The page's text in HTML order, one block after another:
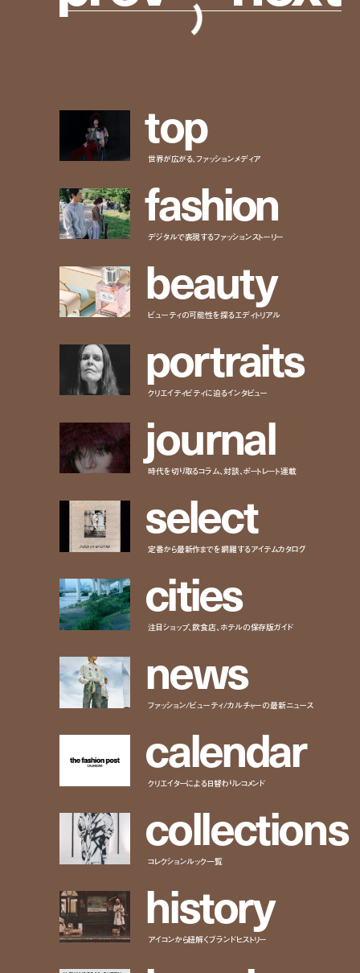
top
世界が広がる、ファッションメディア
fashion
デジタルで表現するファッションストーリー
beauty
ビューティの可能性を探るエディトリアル
portraits
クリエイティビティに迫るインタビュー
journal
時代を切り取るコラム、対談、ポートレート連載
select
定番から最新作までを網羅するアイテムカタログ
cities
注目ショップ、飲食店、ホテルの保存版ガイド
news
ファッション/ビューティ/カルチャーの最新ニュース
calendar
クリエイターによる日替わりレコメンド
collections
コレクションルック一覧
history
アイコンから紐解くブランドヒストリー